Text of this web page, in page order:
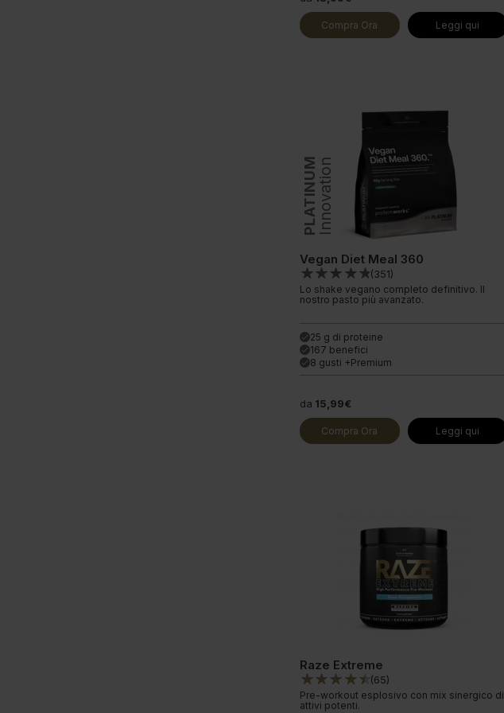
Compra Ora Leggi qui
PLATINUMInnovation
Vegan Diet Meal 360
(351)
Lo shake vegano completo definitivo. Il
nostro pasto più avanzato.
done 25 g di proteine
done 167 benefici
done 8 gusti +Premium
da 15,99€
Compra Ora Leggi qui
Raze Extreme
(65)
Pre-workout esplosivo con mix sinergico di
attivi potenti.